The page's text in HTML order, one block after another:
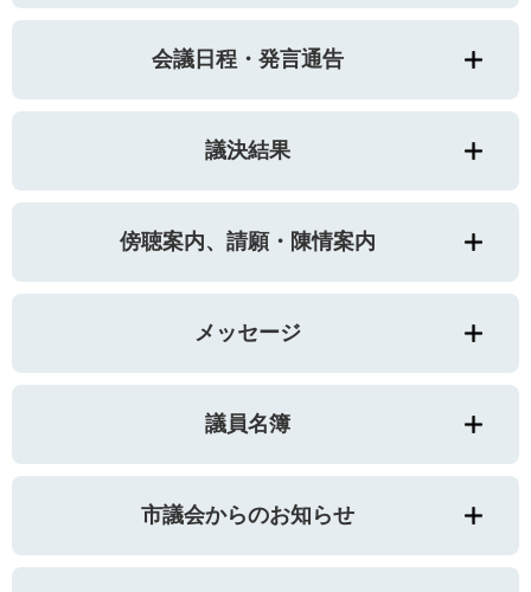
会議日程・発言通告
議決結果
傍聴案内、請願・陳情案内
メッセージ
議員名簿
市議会からのお知らせ